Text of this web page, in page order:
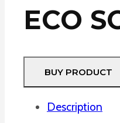
ECO
BUY PRODUCT
Description